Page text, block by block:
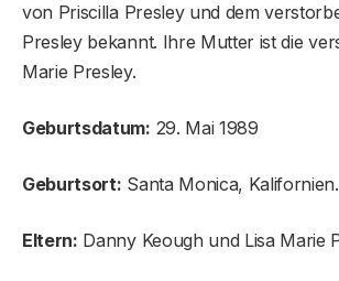
von Priscilla Presley und dem
Presley bekannt. Ihre Mutter ist die
Marie Presley.
Geburtsdatum: 29. Mai 1989
Geburtsort: Santa Monica, Kalifornien.
Eltern: Danny Keough und Lisa Marie